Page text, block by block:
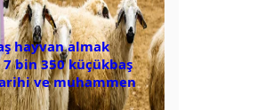
hayvan almak
bin 350 küçükbaş
ve muhammen